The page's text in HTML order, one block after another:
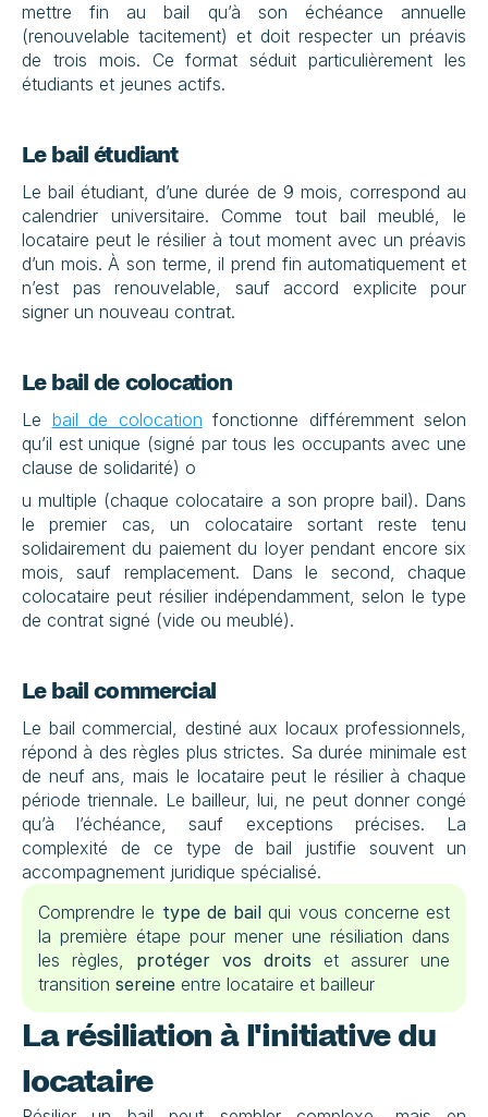
mettre fin au bail qu’à son échéance annuelle
(renouvelable tacitement) et doit respecter un préavis
de trois mois. Ce format séduit particulièrement les
étudiants et jeunes actifs.
Le bail étudiant
Le bail étudiant, d’une durée de 9 mois, correspond au
calendrier universitaire. Comme tout bail meublé, le
locataire peut le résilier à tout moment avec un préavis
d’un mois. À son terme, il prend fin automatiquement et
n’est pas renouvelable, sauf accord explicite pour
signer un nouveau contrat.
Le bail de colocation
Le bail de colocation fonctionne différemment selon
qu’il est unique (signé par tous les occupants avec une
clause de solidarité) o
u multiple (chaque colocataire a son propre bail). Dans
le premier cas, un colocataire sortant reste tenu
solidairement du paiement du loyer pendant encore six
mois, sauf remplacement. Dans le second, chaque
colocataire peut résilier indépendamment, selon le type
de contrat signé (vide ou meublé).
Le bail commercial
Le bail commercial, destiné aux locaux professionnels,
répond à des règles plus strictes. Sa durée minimale est
de neuf ans, mais le locataire peut le résilier à chaque
période triennale. Le bailleur, lui, ne peut donner congé
qu’à l’échéance, sauf exceptions précises. La
complexité de ce type de bail justifie souvent un
accompagnement juridique spécialisé.
Comprendre le type de bail qui vous concerne est
la première étape pour mener une résiliation dans
les règles, protéger vos droits et assurer une
transition sereine entre locataire et bailleur
La résiliation à l'initiative du
locataire